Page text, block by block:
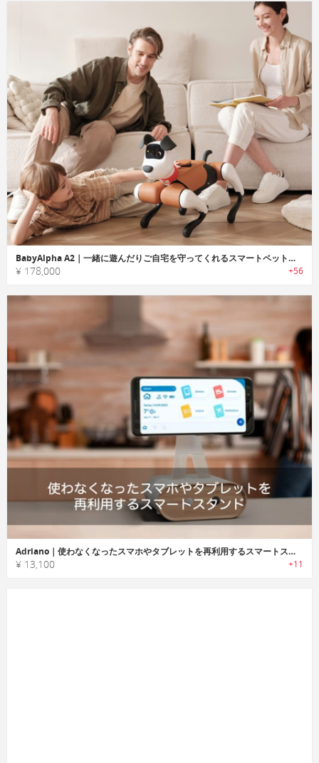
BabyAlpha A2｜一緒に遊んだりご自宅を守ってくれるスマートペットロボット
¥ 178,000 +56
Adriano｜使わなくなったスマホやタブレットを再利用するスマートスタンド「アドリアーノ」
¥ 13,100 +11